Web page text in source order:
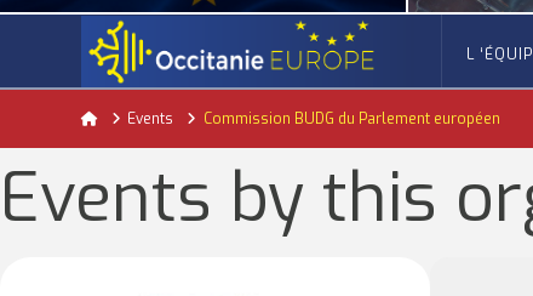
ACTUALITÉ DE L'UNION EUROPÉENNE, ACTUALITÉ DE LA REPRÉSENTATION D’OCCITANIE EUROPE, NUMÉRIQUE- DIGITAL
JUILLET 24, 2026
ACTUALITÉ DE L'UNION
L
HomeEvents Commission BUDG du Parlement européen
Events by this